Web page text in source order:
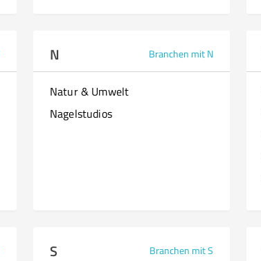
N Branchen mit N
Natur & Umwelt
Nagelstudios
S Branchen mit S